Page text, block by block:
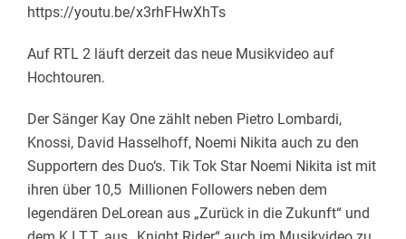
https://youtu.be/x3rhFHwXhTs
Auf RTL 2 läuft derzeit das neue Musikvideo auf
Hochtouren.
Der Sänger Kay One zählt neben Pietro Lombardi,
Knossi, David Hasselhoff, Noemi Nikita auch zu den
Supportern des Duo‘s. Tik Tok Star Noemi Nikita ist mit
ihren über 10,5 Millionen Followers neben dem
legendären DeLorean aus „Zurück in die Zukunft“ und